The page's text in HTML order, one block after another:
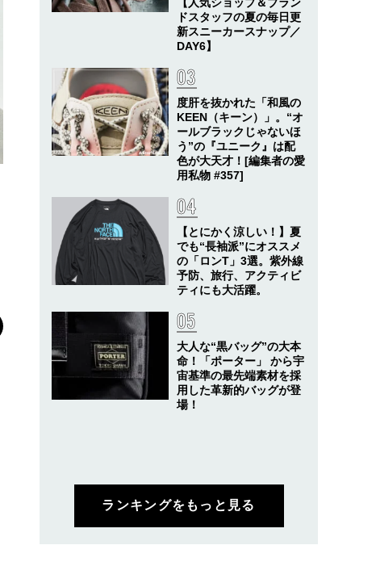
ドスタッフの夏の毎日更
新スニーカースナップ／
DAY6】
度肝を抜かれた「和風の
KEEN（キーン）」。“オ
ールブラックじゃないほ
う”の『ユニーク』は配
色が大天才！[編集者の愛
用私物 #357]
【とにかく涼しい！】夏
でも“長袖派”にオススメ
の「ロンT」3選。紫外線
予防、旅行、アクティビ
ティにも大活躍。
大人な“黒バッグ”の大本
命！「ポーター」 から宇
宙基準の最先端素材を採
用した革新的バッグが登
場！
ランキングをもっと見る